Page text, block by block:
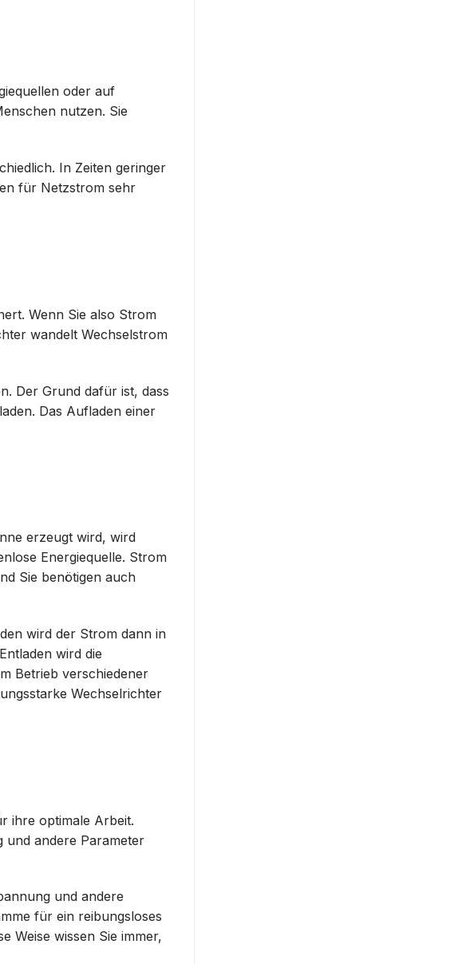
oder auf
nutzen. Sie
In Zeiten geringer
für Netzstrom sehr
Wenn Sie also Strom
wandelt Wechselstrom
Der Grund dafür ist, dass
Das Aufladen einer
erzeugt wird, wird
Energiequelle. Strom
Sie benötigen auch
wird der Strom dann in
wird die
Betrieb verschiedener
Wechselrichter
ihre optimale Arbeit.
und andere Parameter
und andere
für ein reibungsloses
Weise wissen Sie immer,